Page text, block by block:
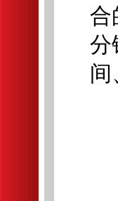
合
分
间
(